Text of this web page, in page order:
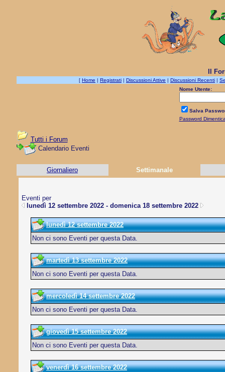
Il
[ Home | Registrati | Discussioni Attive | Discussioni Recenti |
Nome Utente:
Salva
Password
Tutti i Forum
Calendario Eventi
Giornaliero Settimanale
Eventi per
lunedì 12 settembre 2022 - domenica 18 settembre 2022
lunedì 12 settembre 2022
Non ci sono Eventi per questa Data.
martedì 13 settembre 2022
Non ci sono Eventi per questa Data.
mercoledì 14 settembre 2022
Non ci sono Eventi per questa Data.
giovedì 15 settembre 2022
Non ci sono Eventi per questa Data.
venerdì 16 settembre 2022